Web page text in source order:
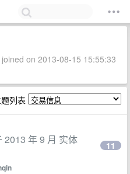
on 2013-08-15 15:55:33
列表
2013 年 9 月 实体
11